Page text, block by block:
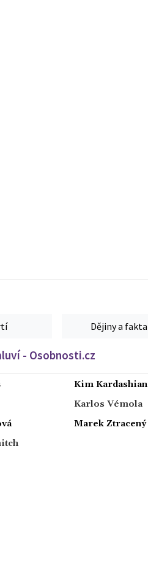
Dějiny a fakta
- Osobnosti.cz
Kim Kardashian
Karlos Vémola
Marek Ztracený